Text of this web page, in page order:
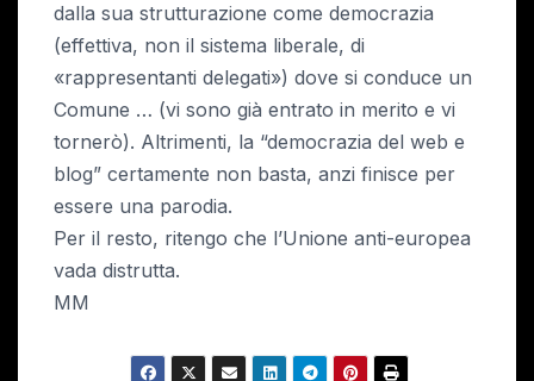
dalla sua strutturazione come democrazia
(effettiva, non il sistema liberale, di
«rappresentanti delegati») dove si conduce un
Comune … (vi sono già entrato in merito e vi
tornerò). Altrimenti, la “democrazia del web e
blog” certamente non basta, anzi finisce per
essere una parodia.
Per il resto, ritengo che l’Unione anti-europea
vada distrutta.
MM